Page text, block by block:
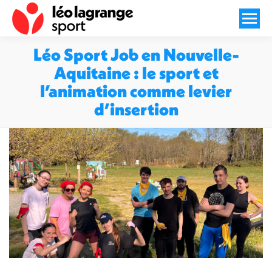
Léo Sport Job en Nouvelle-
Aquitaine : le sport et
l’animation comme levier
d’insertion
Vous êtes ici :